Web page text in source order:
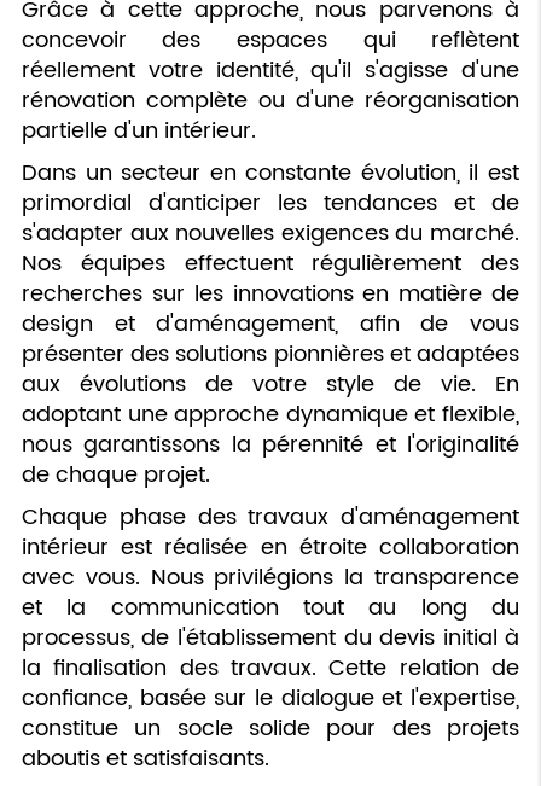
Grâce à cette approche, nous parvenons à
concevoir des espaces qui reflètent
réellement votre identité, qu'il s'agisse d'une
rénovation complète ou d'une réorganisation
partielle d'un intérieur.
Dans un secteur en constante évolution, il est
primordial d'anticiper les tendances et de
s'adapter aux nouvelles exigences du marché.
Nos équipes effectuent régulièrement des
recherches sur les innovations en matière de
design et d'aménagement, afin de vous
présenter des solutions pionnières et adaptées
aux évolutions de votre style de vie. En
adoptant une approche dynamique et flexible,
nous garantissons la pérennité et l'originalité
de chaque projet.
Chaque phase des travaux d'aménagement
intérieur est réalisée en étroite collaboration
avec vous. Nous privilégions la transparence
et la communication tout au long du
processus, de l'établissement du devis initial à
la finalisation des travaux. Cette relation de
confiance, basée sur le dialogue et l'expertise,
constitue un socle solide pour des projets
aboutis et satisfaisants.